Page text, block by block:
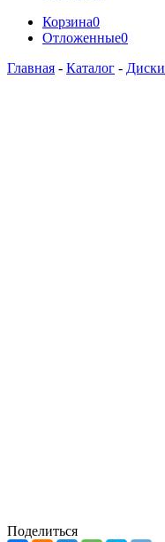
Корзина0
Отложенные0
Главная - Каталог - Диски
Поделиться